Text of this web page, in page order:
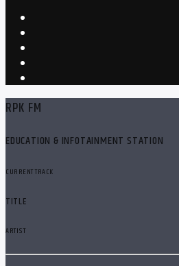
RPK FM
EDUCATION & INFOTAINMENT STATION
CURRENT TRACK
TITLE
ARTIST